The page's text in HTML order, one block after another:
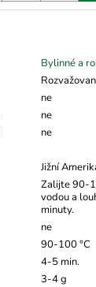
Bylinné a
ne
ne
ne
Jižní
Zalijte 90-
vodou a
minuty.
ne
90-100 °C
4-5 min.
3-4 g